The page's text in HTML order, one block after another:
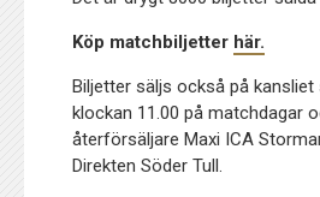
Köp matchbiljetter här.
Biljetter säljs också på
klockan 11.00 på matchdagar
återförsäljare Maxi ICA
Direkten Söder Tull.